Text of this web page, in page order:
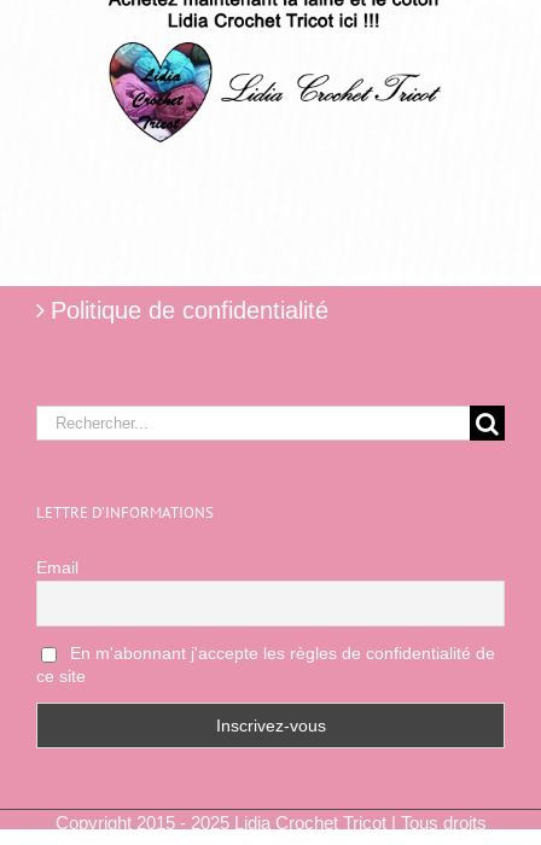
Politique de confidentialité
Rechercher:
LETTRE D’INFORMATIONS
Email
En m'abonnant j'accepte les règles de confidentialité de
ce site
Copyright 2015 - 2025 Lidia Crochet Tricot | Tous droits